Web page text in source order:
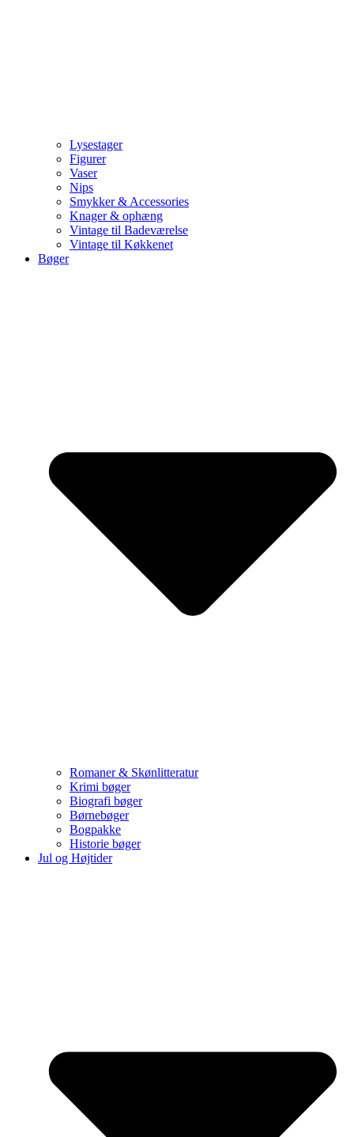
Lysestager
Figurer
Vaser
Nips
Smykker & Accessories
Knager & ophæng
Vintage til Badeværelse
Vintage til Køkkenet
Bøger
Romaner & Skønlitteratur
Krimi bøger
Biografi bøger
Børnebøger
Bogpakke
Historie bøger
Jul og Højtider